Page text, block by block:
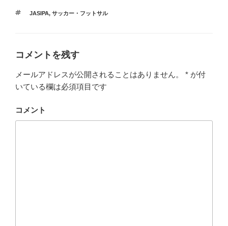
タ
JASIPA, サッカー・フットサル
コメントを残す
メールアドレスが公開されることはありません。 * が付
いている欄は必須項目です
コメント